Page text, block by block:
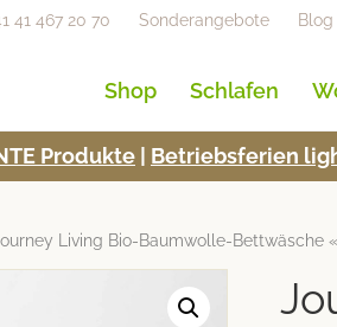
41 467 20 70 Sonderangebote
Shop Schlafen
Pro­duk­te Betrieb­s­fe­rien
Living Bio-Baumwolle-Bettwäsche